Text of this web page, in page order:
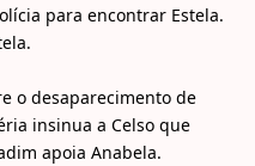
para encontrar Estela.
o desaparecimento de
insinua a Celso que
apoia Anabela.